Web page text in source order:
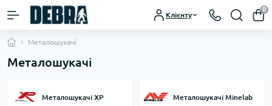
Клієнту
0
Металошукачі
Металошукачі
Металошукачі XP Металошукачі Minelab